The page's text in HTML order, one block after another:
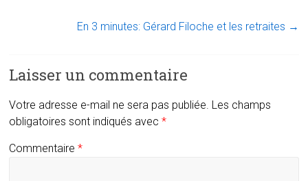
En 3 minutes: Gérard Filoche et les retraites →
Laisser un commentaire
Votre adresse e-mail ne sera pas publiée. Les champs
obligatoires sont indiqués avec*
Commentaire*